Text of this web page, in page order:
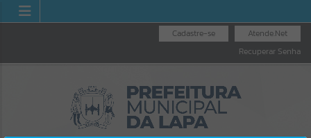
Atende.Net
Cadastre-se
Recuperar Senha